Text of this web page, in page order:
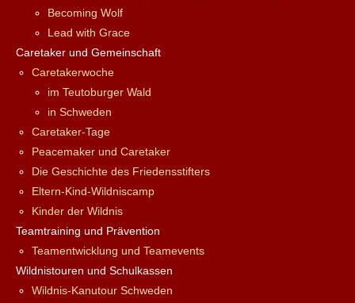
Becoming Wolf
Lead with Grace
Caretaker und Gemeinschaft
Caretakerwoche
im Teutoburger Wald
in Schweden
Caretaker-Tage
Peacemaker und Caretaker
Die Geschichte des Friedensstifters
Eltern-Kind-Wildniscamp
Kinder der Wildnis
Teamtraining und Prävention
Teamentwicklung und Teamevents
Wildnistouren und Schulkassen
Wildnis-Kanutour Schweden